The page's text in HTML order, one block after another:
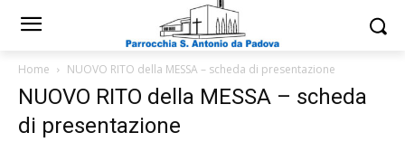
Home NUOVO RITO della MESSA – scheda di presentazione
NUOVO RITO della MESSA – scheda
di presentazione